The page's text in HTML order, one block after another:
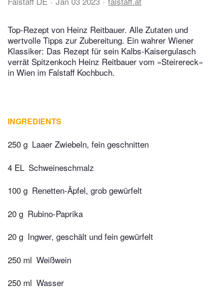
Top-Rezept von Heinz Reitbauer. Alle Zutaten und
wertvolle Tipps zur Zubereitung. Ein wahrer Wiener
Klassiker: Das Rezept für sein Kalbs-Kaisergulasch
verrät Spitzenkoch Heinz Reitbauer vom »Steirereck«
in Wien im Falstaff Kochbuch.
INGREDIENTS
250 g Laaer Zwiebeln, fein geschnitten
4 EL Schweineschmalz
100 g Renetten-Äpfel, grob gewürfelt
20 g Rubino-Paprika
20 g Ingwer, geschält und fein gewürfelt
250 ml Weißwein
250 ml Wasser